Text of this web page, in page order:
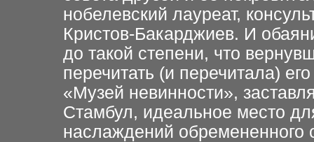
нобелевский лауреат,
Кристов-Бакарджиев. И
до такой степени, что
перечитать (и перечитала)
«Музей невинности»,
Стамбул, идеальное место
наслаждений обремененного